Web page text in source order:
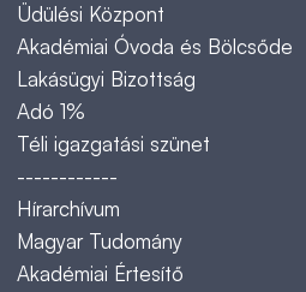
Üdülési Központ
Akadémiai Óvoda és Bölcsőde
Lakásügyi Bizottság
Adó 1%
Téli igazgatási szünet
------------
Hírarchívum
Magyar Tudomány
Akadémiai Értesítő